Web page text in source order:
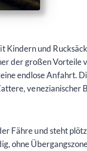
Kindern und
der großen Vorteile
endlose Anfahrt.
venezianischer
Fähre und steht
ohne